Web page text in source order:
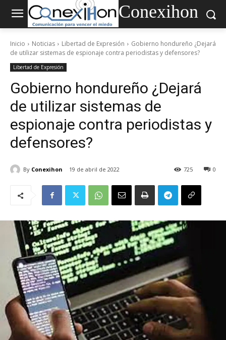
Conexihon
Inicio Noticias Libertad de Expresión
Gobierno hondureño ¿Dejará
de utilizar sistemas de espionaje contra periodistas y defensores?
Libertad de Expresión
Gobierno hondureño ¿Dejará
de utilizar sistemas de
espionaje contra periodistas y
defensores?
By Conexihon 19 de abril de 2022 0
725